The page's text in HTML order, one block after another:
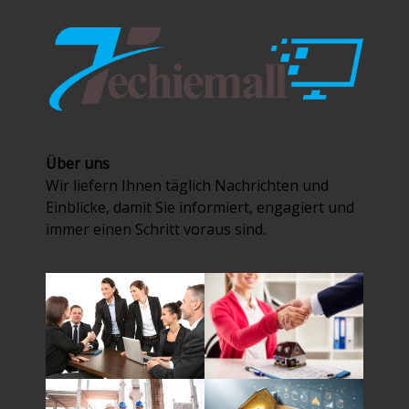
Über uns
Wir liefern Ihnen täglich Nachrichten und
Einblicke, damit Sie informiert, engagiert und
immer einen Schritt voraus sind.